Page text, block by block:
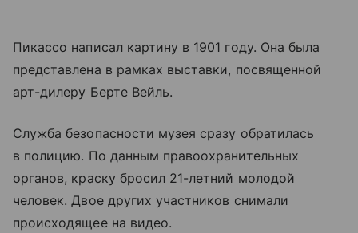
Пикассо написал картину в 1901 году. Она была
представлена в рамках выставки, посвященной
арт-дилеру Берте Вейль.
Служба безопасности музея сразу обратилась
в полицию. По данным правоохранительных
органов, краску бросил 21-летний молодой
человек. Двое других участников снимали
происходящее на видео.